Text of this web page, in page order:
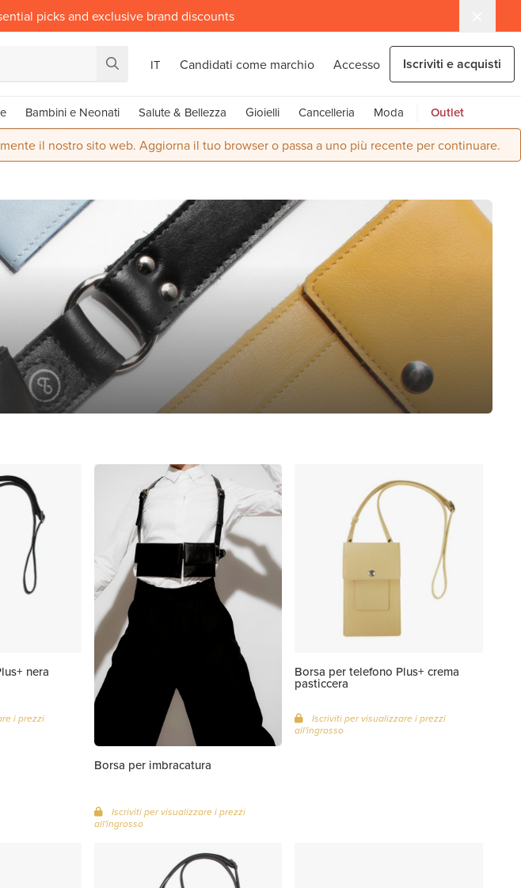
picks and exclusive brand discounts
IT Candidati come marchio Accesso Iscriviti e acquisti
Bambini e Neonati Salute & Bellezza Gioielli Cancelleria Moda Outlet
il nostro sito web. Aggiorna il tuo browser o passa a uno più recente per continuare.
nera
i prezzi
Borsa per imbracatura
Iscriviti per visualizzare i prezzi
all'ingrosso
Borsa per telefono Plus+ crema
pasticcera
Iscriviti per visualizzare i prezzi
all'ingrosso